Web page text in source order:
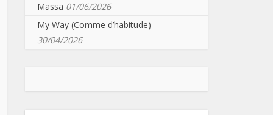
Massa 01/06/2026
My Way (Comme d’habitude)
30/04/2026